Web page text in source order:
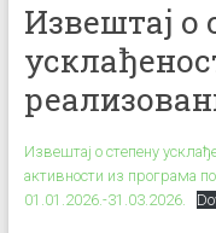
Ljig
Javno
Komunalno
Извештај о
Извештај о степену
активности из програма
01.01.2026.-31.03.2026.